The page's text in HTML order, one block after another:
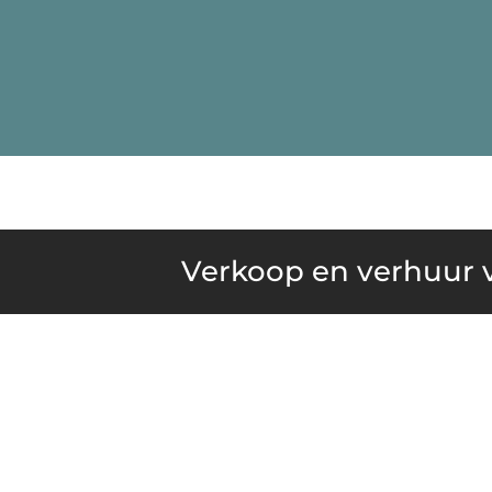
Verkoop en verhuur